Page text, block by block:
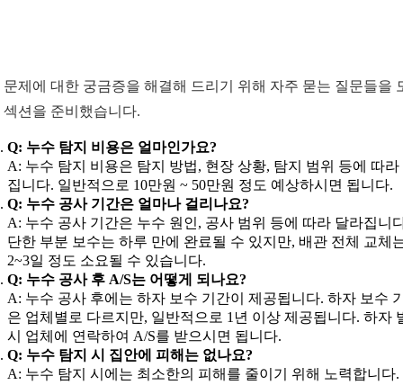
문제에 대한 궁금증을 해결해 드리기 위해 자주 묻는 질문들을
섹션을 준비했습니다.
Q: 누수 탐지 비용은 얼마인가요?
A: 누수 탐지 비용은 탐지 방법, 현장 상황, 탐지 범위 등에 따라
집니다. 일반적으로 10만원 ~ 50만원 정도 예상하시면 됩니다.
Q: 누수 공사 기간은 얼마나 걸리나요?
A: 누수 공사 기간은 누수 원인, 공사 범위 등에 따라 달라집니
단한 부분 보수는 하루 만에 완료될 수 있지만, 배관 전체 교체
2~3일 정도 소요될 수 있습니다.
Q: 누수 공사 후 A/S는 어떻게 되나요?
A: 누수 공사 후에는 하자 보수 기간이 제공됩니다. 하자 보수
은 업체별로 다르지만, 일반적으로 1년 이상 제공됩니다. 하자
시 업체에 연락하여 A/S를 받으시면 됩니다.
Q: 누수 탐지 시 집안에 피해는 없나요?
A: 누수 탐지 시에는 최소한의 피해를 줄이기 위해 노력합니다.